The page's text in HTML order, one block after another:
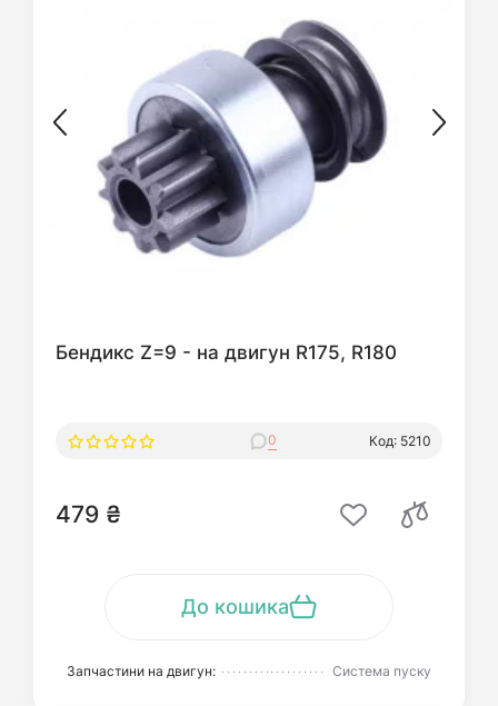
Бендикс Z=9 - на двигун R175, R180
0 Код: 5210
479 ₴
До кошика
Запчастини на двигун: Система пуску